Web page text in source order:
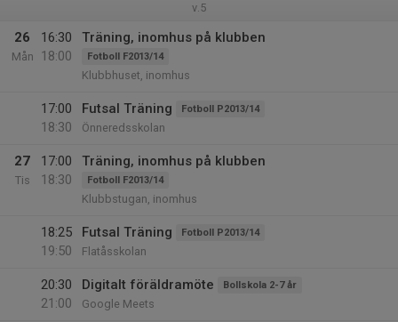
v.5
26
Mån
16:30
18:00
Träning, inomhus på klubben
Fotboll F2013/14
Klubbhuset, inomhus
17:00
18:30
Futsal Träning Fotboll P2013/14
Önneredsskolan
27
Tis
17:00
18:30
Träning, inomhus på klubben
Fotboll F2013/14
Klubbstugan, inomhus
18:25
19:50
Futsal Träning Fotboll P2013/14
Flatåsskolan
20:30
21:00
Digitalt föräldramöte Bollskola 2-7 år
Google Meets